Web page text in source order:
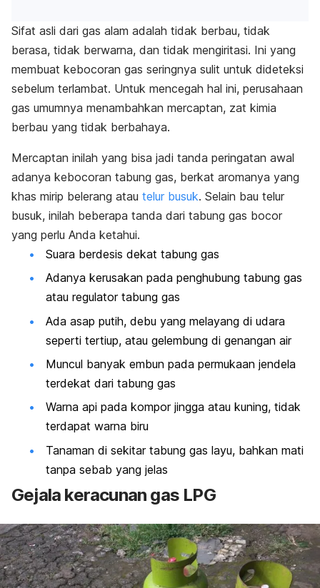
Sifat asli dari gas alam adalah tidak berbau, tidak
berasa, tidak berwarna, dan tidak mengiritasi. Ini yang
membuat kebocoran gas seringnya sulit untuk dideteksi
sebelum terlambat. Untuk mencegah hal ini, perusahaan
gas umumnya menambahkan mercaptan, zat kimia
berbau yang tidak berbahaya.
Mercaptan inilah yang bisa jadi tanda peringatan awal
adanya kebocoran tabung gas, berkat aromanya yang
khas mirip belerang atau telur busuk. Selain bau telur
busuk, inilah beberapa tanda dari tabung gas bocor
yang perlu Anda ketahui.
Suara berdesis dekat tabung gas
Adanya kerusakan pada penghubung tabung gas
atau regulator tabung gas
Ada asap putih, debu yang melayang di udara
seperti tertiup, atau gelembung di genangan air
Muncul banyak embun pada permukaan jendela
terdekat dari tabung gas
Warna api pada kompor jingga atau kuning, tidak
terdapat warna biru
Tanaman di sekitar tabung gas layu, bahkan mati
tanpa sebab yang jelas
Gejala keracunan gas LPG